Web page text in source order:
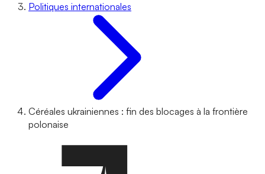
Politiques internationales
Céréales ukrainiennes : fin des blocages à la frontière
polonaise